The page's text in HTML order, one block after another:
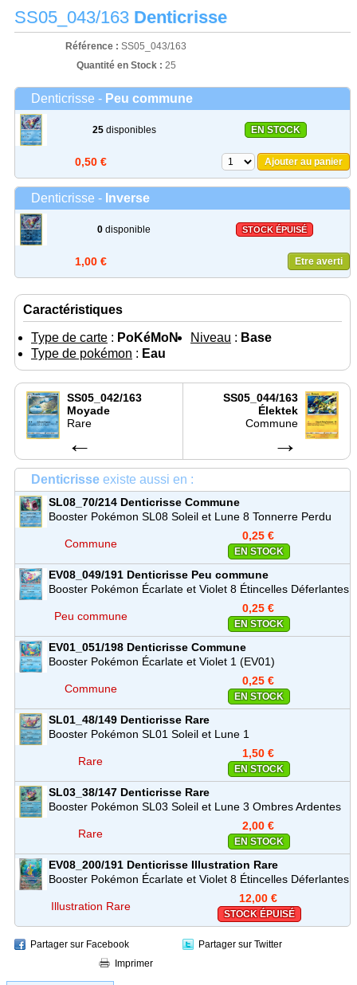
SS05_043/163 Denticrisse
Référence : SS05_043/163
Quantité en Stock : 25
Denticrisse - Peu commune
25disponibles EN STOCK
0,50 € Ajouter au panier
Denticrisse - Inverse
0 disponible STOCK ÉPUISÉ
1,00 € Etre averti
Caractéristiques
Type de carte : PoKéMoN Niveau : Base
Type de pokémon : Eau
SS05_042/163
Moyade
Rare
←
SS05_044/163
Élektek
Commune
→
Denticrisse existe aussi en :
SL08_70/214 Denticrisse Commune
Booster Pokémon SL08 Soleil et Lune 8 Tonnerre Perdu
Commune
0,25 €
EN STOCK
EV08_049/191 Denticrisse Peu commune
Booster Pokémon Écarlate et Violet 8 Étincelles Déferlantes
Peu commune
0,25 €
EN STOCK
EV01_051/198 Denticrisse Commune
Booster Pokémon Écarlate et Violet 1 (EV01)
Commune
0,25 €
EN STOCK
SL01_48/149 Denticrisse Rare
Booster Pokémon SL01 Soleil et Lune 1
Rare
1,50 €
EN STOCK
SL03_38/147 Denticrisse Rare
Booster Pokémon SL03 Soleil et Lune 3 Ombres Ardentes
Rare
2,00 €
EN STOCK
EV08_200/191 Denticrisse Illustration Rare
Booster Pokémon Écarlate et Violet 8 Étincelles Déferlantes
Illustration Rare
12,00 €
STOCK ÉPUISÉ
Partager sur Facebook
Partager sur Twitter
Imprimer